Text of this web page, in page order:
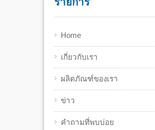
Home
เกี่ยวกับเรา
ผลิตภัณฑ์ของเรา
ข่าว
คำถามที่พบบ่อย